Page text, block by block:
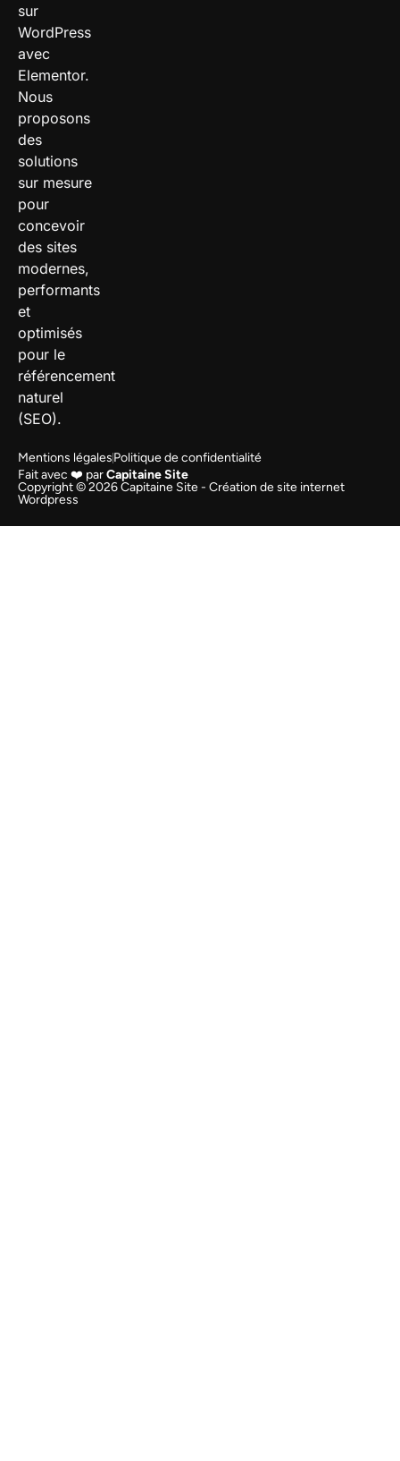
sur
WordPress
avec
Elementor.
Nous
proposons
des
solutions
sur mesure
pour
concevoir
des sites
modernes,
performants
et
optimisés
pour le
référencement
naturel
(SEO).
Copyright © 2026 Capitaine Site - Création de site internet
Wordpress
Fait avec ❤️ parCapitaine Site
Mentions légalesPolitique de confidentialité